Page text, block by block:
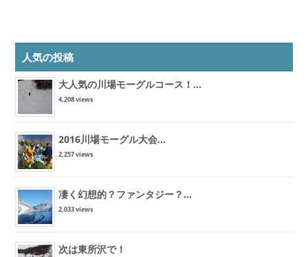
人気の投稿
大人気の川場モーグルコース！...
4,208 views
2016川場モーグル大会...
2,257 views
凄く幻想的？ファンタジー？...
2,033 views
次は東所沢で！